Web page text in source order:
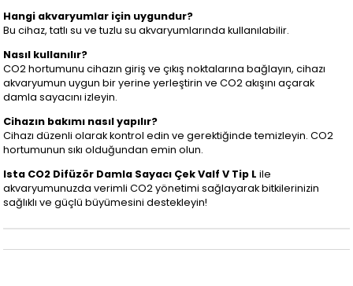
Hangi akvaryumlar için uygundur?
Bu cihaz, tatlı su ve tuzlu su akvaryumlarında kullanılabilir.
Nasıl kullanılır?
CO2 hortumunu cihazın giriş ve çıkış noktalarına bağlayın, cihazı
akvaryumun uygun bir yerine yerleştirin ve CO2 akışını açarak
damla sayacını izleyin.
Cihazın bakımı nasıl yapılır?
Cihazı düzenli olarak kontrol edin ve gerektiğinde temizleyin. CO2
hortumunun sıkı olduğundan emin olun.
Ista CO2 Difüzör Damla Sayacı Çek Valf V Tip L ile
akvaryumunuzda verimli CO2 yönetimi sağlayarak bitkilerinizin
sağlıklı ve güçlü büyümesini destekleyin!